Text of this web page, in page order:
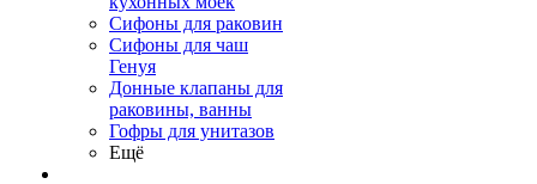
Сифоны для раковин
Сифоны для чаш
Генуя
Донные клапаны для
раковины, ванны
Гофры для унитазов
Ещё